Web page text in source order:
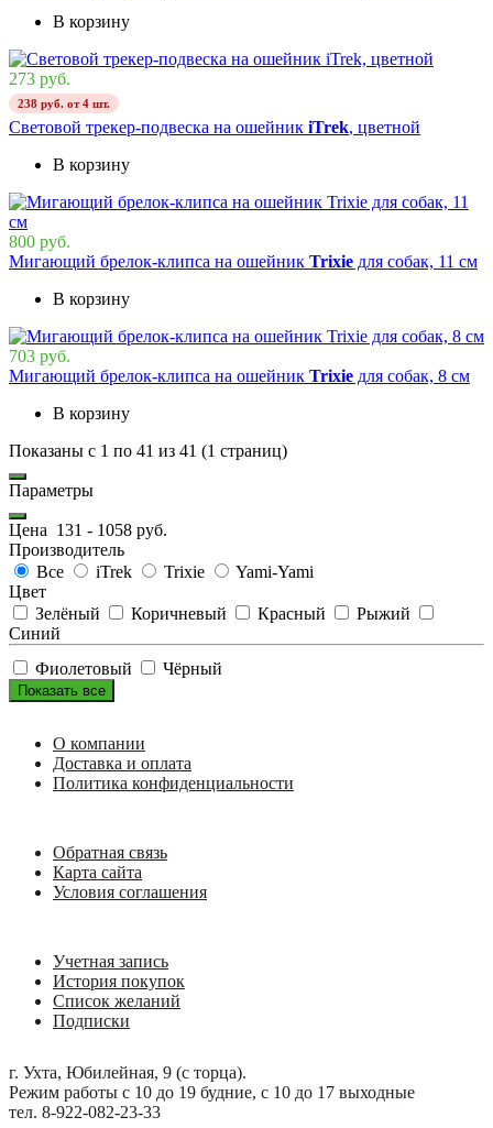
В корзину
273 руб.
238 руб. от 4 шт.
Cветовой трекер-подвеска на ошейник iTrek, цветной
В корзину
800 руб.
Мигающий брелок-клипса на ошейник Trixie для собак, 11 см
В корзину
703 руб.
Мигающий брелок-клипса на ошейник Trixie для собак, 8 см
В корзину
Показаны с 1 по 41 из 41 (1 страниц)
Параметры
Цена 131 - 1058 руб.
Производитель
Все
iTrek Trixie
Yami-Yami
Цвет
Зелёный
Коричневый Красный
Рыжий
Синий
Фиолетовый
Чёрный
Показать все
О компании
Доставка и оплата
Политика конфиденциальности
Обратная связь
Карта сайта
Условия соглашения
Учетная запись
История покупок
Список желаний
Подписки
г. Ухта, Юбилейная, 9 (с торца).
Режим работы с 10 до 19 будние, с 10 до 17 выходные
тел. 8-922-082-23-33